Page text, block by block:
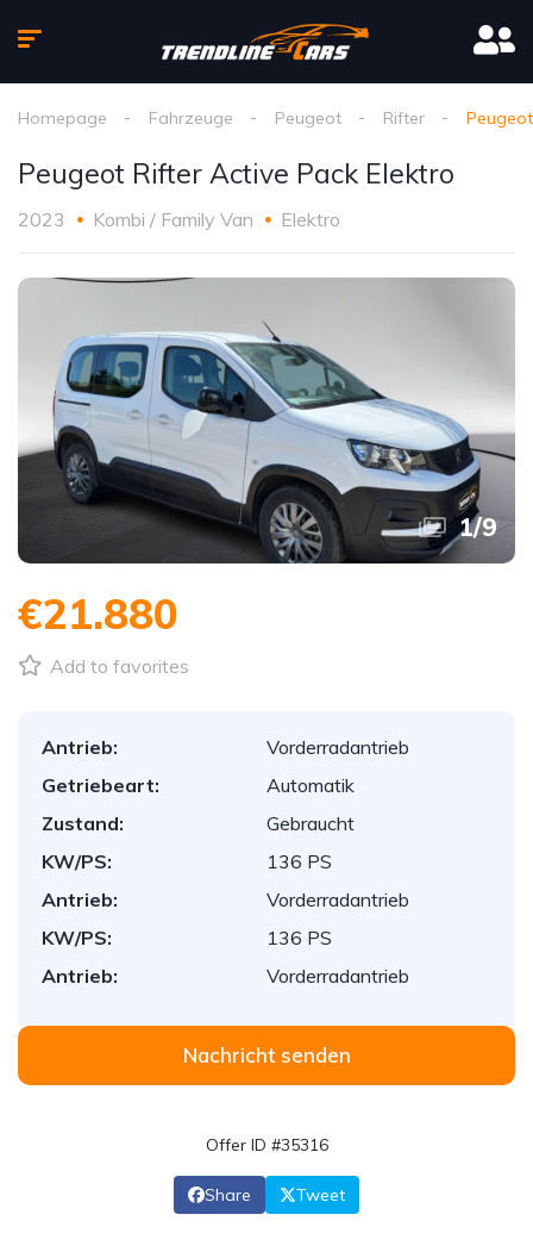
Homepage Fahrzeuge Peugeot Rifter
Peugeot Rifter Active Pack Elektro
2023 Kombi / Family Van Elektro
1/9
€21.880
Add to favorites
Antrieb:
Vorderradantrieb
Getriebeart:
Automatik
Zustand:
Gebraucht
KW/PS:
136 PS
Antrieb:
Vorderradantrieb
KW/PS:
136 PS
Antrieb:
Vorderradantrieb
Nachricht senden
Offer ID #35316
Share Tweet